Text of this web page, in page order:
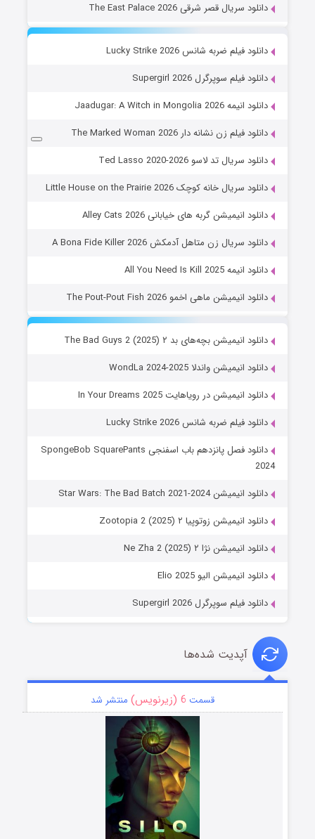
دانلود سریال قصر شرقی The East Palace 2026
دانلود فیلم ضربه شانس Lucky Strike 2026
دانلود فیلم سوپرگرل Supergirl 2026
دانلود انیمه Jaadugar: A Witch in Mongolia 2026
دانلود فیلم زن نشانه دار The Marked Woman 2026
دانلود سریال تد لاسو Ted Lasso 2020-2026
دانلود سریال خانه کوچک Little House on the Prairie 2026
دانلود انیمیشن گربه های خیابانی Alley Cats 2026
دانلود سریال زن متاهل آدمکش A Bona Fide Killer 2026
دانلود انیمه All You Need Is Kill 2025
دانلود انیمیشن ماهی اخمو The Pout-Pout Fish 2026
دانلود انیمیشن بچه‌های بد ۲ The Bad Guys 2 (2025)
دانلود انیمیشن واندلا WondLa 2024-2025
دانلود انیمیشن در رویاهایت In Your Dreams 2025
دانلود فیلم ضربه شانس Lucky Strike 2026
دانلود فصل پانزدهم باب اسفنجی SpongeBob SquarePants
2024
دانلود انیمیشن Star Wars: The Bad Batch 2021-2024
دانلود انیمیشن زوتوپیا ۲ Zootopia 2 (2025)
دانلود انیمیشن نژا ۲ Ne Zha 2 (2025)
دانلود انیمیشن الیو Elio 2025
دانلود فیلم سوپرگرل Supergirl 2026
آپدیت شده‌ها
قسمت 6 (زیرنویس) منتشر شد